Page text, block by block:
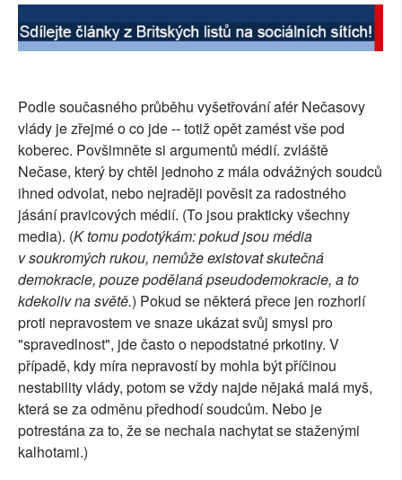
PLNÁ VERZE STRÁNEK
Podle současného průběhu vyšetřování afér Nečasovy
vlády je zřejmé o co jde -- totiž opět zamést vše pod
koberec. Povšimněte si argumentů médií. zvláště
Nečase, který by chtěl jednoho z mála odvážných soudců
ihned odvolat, nebo nejraději pověsit za radostného
jásání pravicových médií. (To jsou prakticky všechny
media). (K tomu podotýkám: pokud jsou média
v soukromých rukou, nemůže existovat skutečná
demokracie, pouze podělaná pseudodemokracie, a to
kdekoliv na světě.) Pokud se některá přece jen rozhorlí
proti nepravostem ve snaze ukázat svůj smysl pro
"spravedlnost", jde často o nepodstatné prkotiny. V
případě, kdy míra nepravostí by mohla být příčinou
nestability vlády, potom se vždy najde nějaká malá myš,
která se za odměnu předhodí soudcům. Nebo je
potrestána za to, že se nechala nachytat se staženými
kalhotami.)